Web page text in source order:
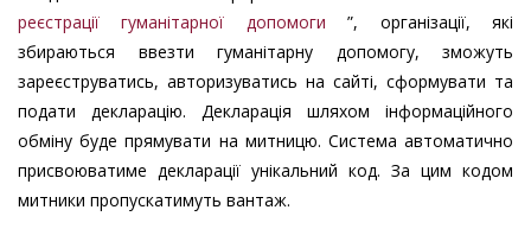
реєстрації гуманітарної допомоги”, організації, які
збираються ввезти гуманітарну допомогу, зможуть
зареєструватись, авторизуватись на сайті, сформувати та
подати декларацію. Декларація шляхом інформаційного
обміну буде прямувати на митницю. Система автоматично
присвоюватиме декларації унікальний код. За цим кодом
митники пропускатимуть вантаж.